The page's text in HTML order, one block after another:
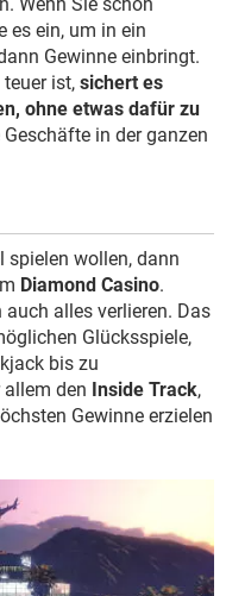
Wenn Sie schon
es ein, um in ein
Gewinne einbringt.
ist, sichert es
ohne etwas dafür zu
in der ganzen
spielen wollen, dann
Diamond Casino.
alles verlieren. Das
Glücksspiele,
bis zu
den Inside Track,
Gewinne erzielen